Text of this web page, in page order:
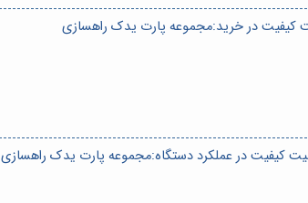
کیفیت در خرید:مجموعه پارت یدک راهسازی
کیفیت در عملکرد دستگاه:مجموعه پارت یدک راهسازی